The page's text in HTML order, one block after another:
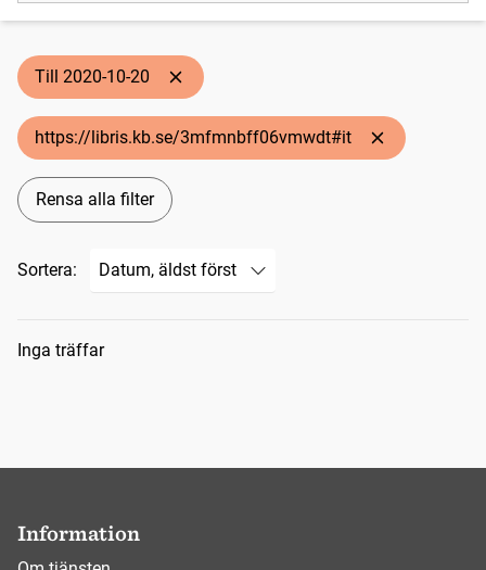
Till 2020-10-20
https://libris.kb.se/3mfmnbff06vmwdt#it
Rensa alla filter
Sortera:
Sökresultat
Inga träffar
Information